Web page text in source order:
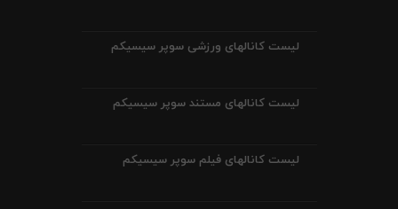
لیست کانالهای ورزشی سوپر سیسیکم
لیست کانالهای مستند سوپر سیسیکم
لیست کانالهای فیلم سوپر سیسیکم